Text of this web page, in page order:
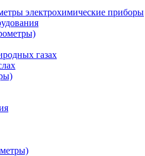
электрохимические приборы
газах